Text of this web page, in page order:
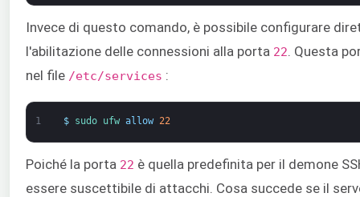
Invece di questo comando, è possibile configurare
l'abilitazione delle connessioni alla porta 22 . Questa
nel file /etc/services :
1 $ sudo ufw allow 22
Poiché la porta 22 è quella predefinita per il demone
essere suscettibile di attacchi. Cosa succede se il